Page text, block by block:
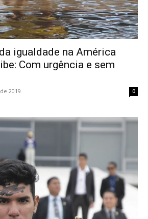
igualdade na América
Com urgência e sem
2019 0